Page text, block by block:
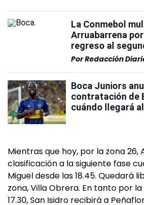
La Conmebol
Arruabarrena
regreso al
PorRedacción
Boca Juniors
contratación de
cuándo llegará
Mientras que hoy, por la zona 26,
clasificación a la siguiente fase
Miguel desde las 18.45. Quedará
zona, Villa Obrera. En tanto por
17.30, San Isidro recibirá a